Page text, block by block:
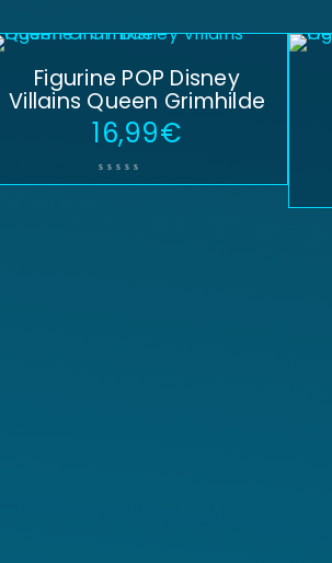
Figurine POP Disney
Villains Queen Grimhilde
16,99€